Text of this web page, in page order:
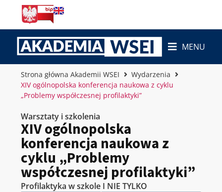
MENU
Strona główna Akademii WSEI
Wydarzenia
XIV ogólnopolska konferencja naukowa z cyklu
„Problemy współczesnej profilaktyki”
Warsztaty i szkolenia
XIV ogólnopolska
konferencja naukowa z
cyklu „Problemy
współczesnej profilaktyki”
Profilaktyka w szkole I NIE TYLKO